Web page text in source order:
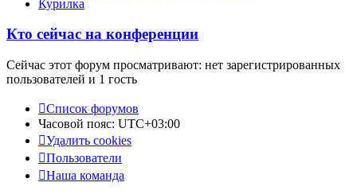
Курилка
Кто сейчас на конференции
Сейчас этот форум просматривают: нет зарегистрированных
пользователей и 1 гость
Список форумов
Часовой пояс: UTC+03:00
Удалить cookies
Пользователи
Наша команда